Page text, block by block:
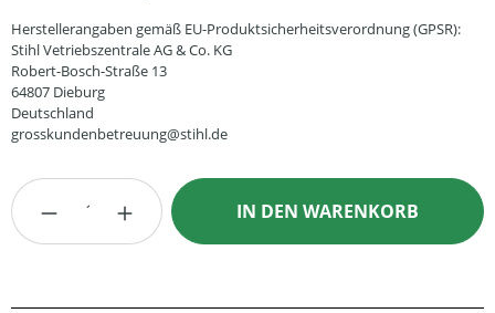
Herstellerangaben gemäß EU-Produktsicherheitsverordnung (GPSR):
Stihl Vetriebszentrale AG & Co. KG
Robert-Bosch-Straße 13
64807 Dieburg
Deutschland
grosskundenbetreuung@stihl.de
Produkt Anzahl: Gib den gewünschten
IN DEN WARENKORB